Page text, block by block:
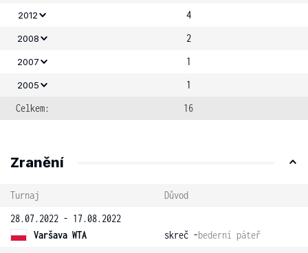
2012 4
2008 2
2007 1
2005
1
Celkem:
16
Zranění
Turnaj
Důvod
28.07.2022 - 17.08.2022
Varšava WTA
skreč -bederní páteř